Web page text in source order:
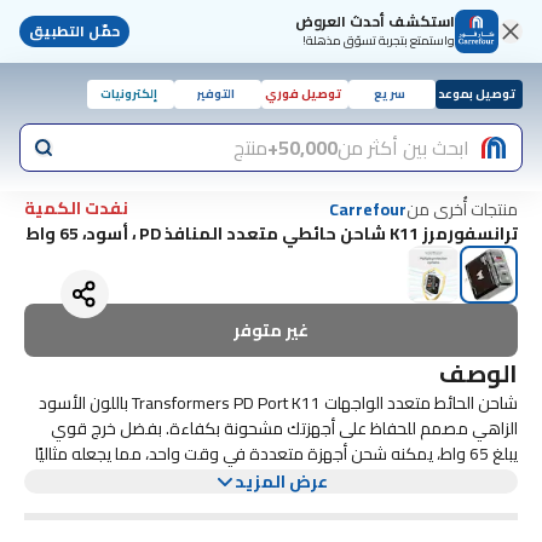
استكشف أحدث العروض
واستمتع بتجربة تسوّق مذهلة! حمّل التطبيق
توصيل بموعد سريع توصيل فوري التوفير إلكترونيات
ابحث بين أكثر من50,000+ منتج
منتجات أُخرى منCarrefour
نفدت الكمية
ترانسفورمرز K11 شاحن حائطي متعدد المنافذ PD ، أسود، 65 واط
غير متوفر
الوصف
شاحن الحائط متعدد الواجهات Transformers PD Port K11 باللون الأسود
الزاهي مصمم للحفاظ على أجهزتك مشحونة بكفاءة. بفضل خرج قوي
يبلغ 65 واط، يمكنه شحن أجهزة متعددة في وقت واحد، مما يجعله مثاليًا
للاستخدام المنزلي والسفر. يضمن تصميمه المدمج ملاءمته بسهولة في
عرض المزيد